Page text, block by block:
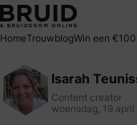
Win een €100
HomeTrouwblogWin een
Isarah
Content creator
woensdag, 19